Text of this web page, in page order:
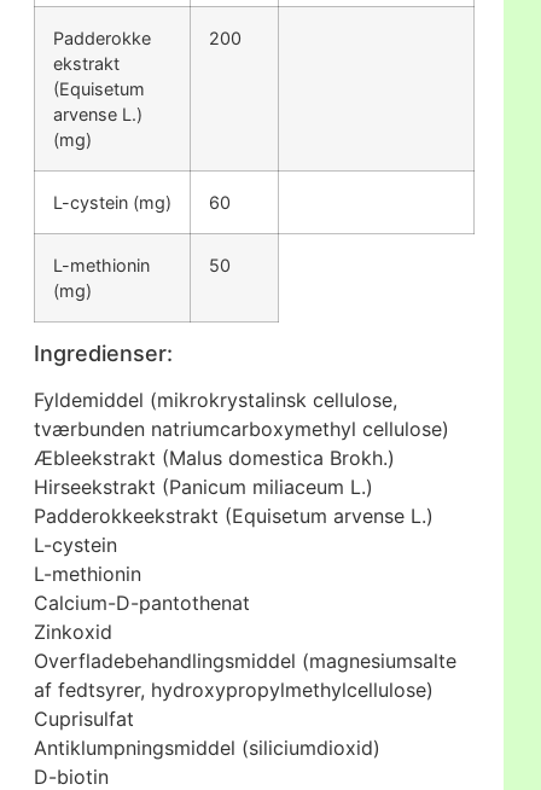
Padderokke
ekstrakt
(Equisetum
arvense L.)
(mg)
200
L-cystein (mg) 60
L-methionin
(mg)
50
Ingredienser:
Fyldemiddel (mikrokrystalinsk cellulose,
tværbunden natriumcarboxymethyl cellulose)
Æbleekstrakt (Malus domestica Brokh.)
Hirseekstrakt (Panicum miliaceum L.)
Padderokkeekstrakt (Equisetum arvense L.)
L-cystein
L-methionin
Calcium-D-pantothenat
Zinkoxid
Overfladebehandlingsmiddel (magnesiumsalte
af fedtsyrer, hydroxypropylmethylcellulose)
Cuprisulfat
Antiklumpningsmiddel (siliciumdioxid)
D-biotin